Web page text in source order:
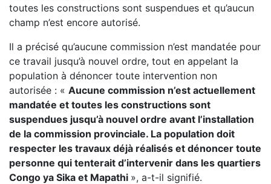
toutes les constructions sont suspendues et qu’aucun
champ n’est encore autorisé.
Il a précisé qu’aucune commission n’est mandatée pour
ce travail jusqu’à nouvel ordre, tout en appelant la
population à dénoncer toute intervention non
autorisée : « Aucune commission n’est actuellement
mandatée et toutes les constructions sont
suspendues jusqu’à nouvel ordre avant l’installation
de la commission provinciale. La population doit
respecter les travaux déjà réalisés et dénoncer toute
personne qui tenterait d’intervenir dans les quartiers
Congo ya Sika et Mapathi », a-t-il signifié.